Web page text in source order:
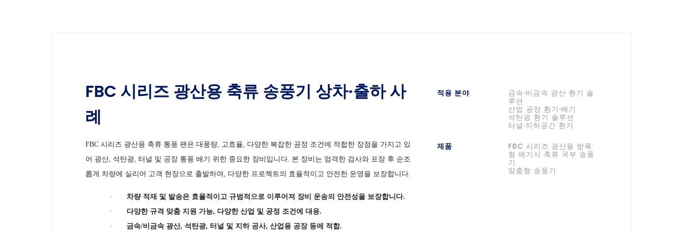
FBC 시리즈 광산용 축류 송풍기 상차·출하 사
례
FBC 시리즈 광산용 축류 통풍 팬은 대풍량, 고효율, 다양한 복잡한 공정 조건에 적합한 장점을 가지고 있
어 광산, 석탄광, 터널 및 공장 통풍 배기 위한 중요한 장비입니다. 본 장비는 엄격한 검사와 포장 후 순조
롭게 차량에 실리어 고객 현장으로 출발하여, 다양한 프로젝트의 효율적이고 안전한 운영을 보장합니다.
· 차량 적재 및 발송은 효율적이고 규범적으로 이루어져 장비 운송의 안전성을 보장합니다.
·
다양한 규격 맞춤 지원 가능, 다양한 산업 및 공정 조건에 대응.
·
금속/비금속 광산, 석탄광, 터널 및 지하 공사, 산업용 공장 등에 적합.
적용 분야
금속·비금속 광산 환기 솔
루션
산업 공장 환기·배기
석탄광 환기 솔루션
터널·지하공간 환기
제품
FBC 시리즈 광산용 방폭
형 배기식 축류 국부 송풍
기
맞춤형 송풍기